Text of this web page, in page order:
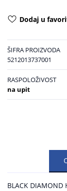
Dodaj u
ŠIFRA PROIZVODA
5212013737001
RASPOLOŽIVOST
na upit
BLACK DIAMOND